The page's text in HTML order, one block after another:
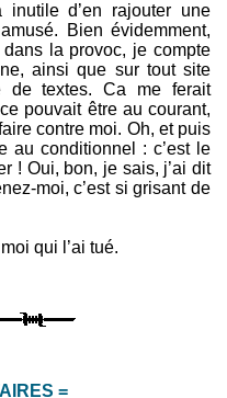
d’en rajouter une
Bien évidemment,
la provoc, je compte
ainsi que sur tout site
de textes. Ca me ferait
pouvait être au courant,
contre moi. Oh, et puis
au conditionnel : c’est le
! Oui, bon, je sais, j’ai dit
moi, c’est si grisant de
qui l’ai tué.
=